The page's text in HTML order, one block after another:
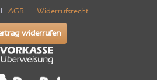
AGB Widerrufsrecht
widerrufen